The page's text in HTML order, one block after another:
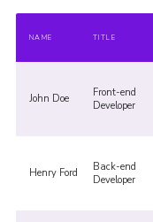
NAME TITLE
John Doe
Front-end
Developer
Henry Ford
Back-end
Developer